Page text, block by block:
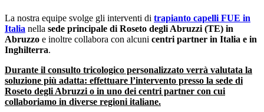
La nostra equipe svolge gli interventi di trapianto capelli FUE in
Italia nella sede principale di Roseto degli Abruzzi (TE) in
Abruzzo e inoltre collabora con alcuni centri partner in Italia e in
Inghilterra.
Durante il consulto tricologico personalizzato verrà valutata la
soluzione più adatta: effettuare l’intervento presso la sede di
Roseto degli Abruzzi o in uno dei centri partner con cui
collaboriamo in diverse regioni italiane.